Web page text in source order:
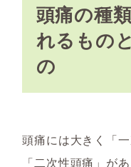
頭痛の種
れるもの
の
頭痛には大きく「
「二次性頭痛」が